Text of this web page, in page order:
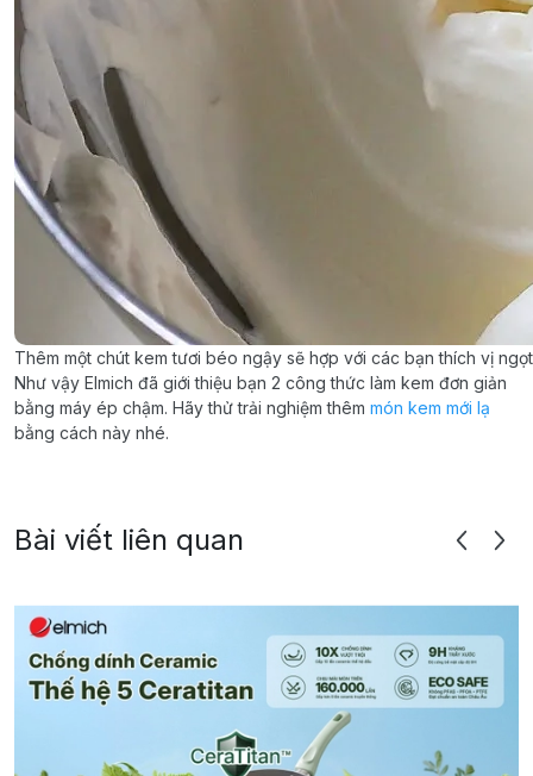
Thêm một chút kem tươi béo ngậy sẽ hợp với các bạn thích vị
Như vậy Elmich đã giới thiệu bạn 2 công thức làm kem đơn giản
bằng máy ép chậm. Hãy thử trải nghiệm thêm món kem mới lạ
bằng cách này nhé.
Bài viết liên quan